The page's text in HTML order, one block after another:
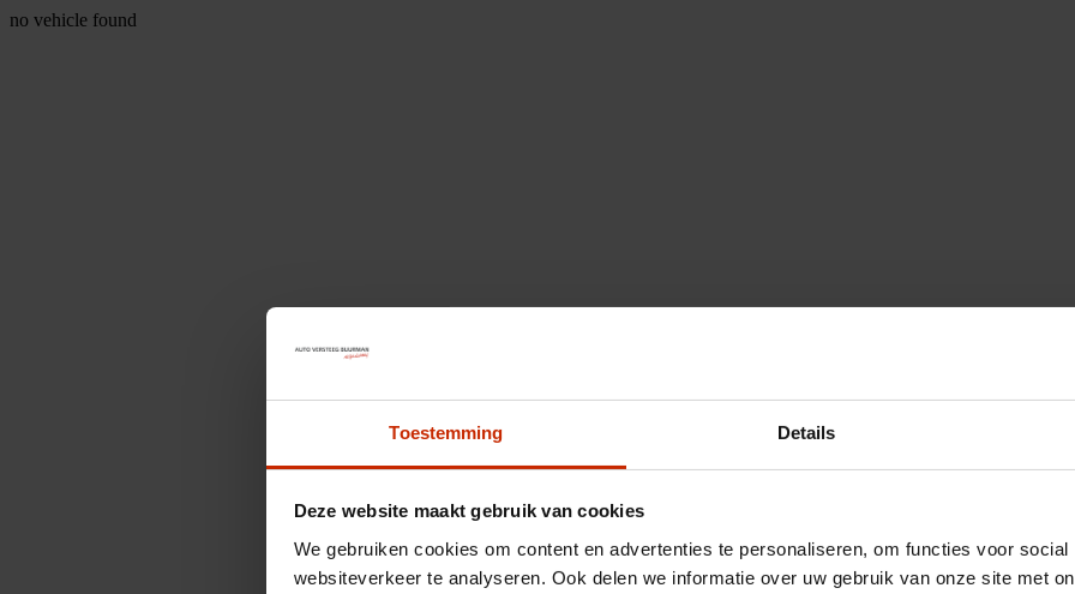
Toestemming Details
Deze website maakt gebruik van cookies
We gebruiken cookies om content en advertenties te personaliseren, om functies voor
websiteverkeer te analyseren. Ook delen we informatie over uw gebruik van onze site met
no vehicle found